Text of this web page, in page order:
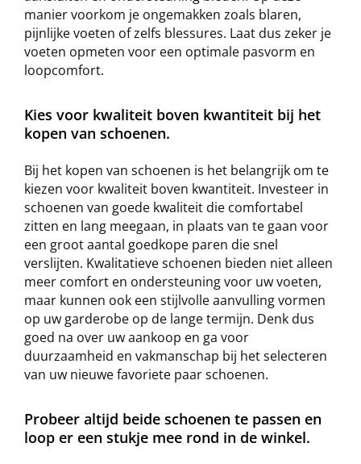
manier voorkom je ongemakken zoals blaren,
pijnlijke voeten of zelfs blessures. Laat dus zeker je
voeten opmeten voor een optimale pasvorm en
loopcomfort.
Kies voor kwaliteit boven kwantiteit bij het
kopen van schoenen.
Bij het kopen van schoenen is het belangrijk om te
kiezen voor kwaliteit boven kwantiteit. Investeer in
schoenen van goede kwaliteit die comfortabel
zitten en lang meegaan, in plaats van te gaan voor
een groot aantal goedkope paren die snel
verslijten. Kwalitatieve schoenen bieden niet alleen
meer comfort en ondersteuning voor uw voeten,
maar kunnen ook een stijlvolle aanvulling vormen
op uw garderobe op de lange termijn. Denk dus
goed na over uw aankoop en ga voor
duurzaamheid en vakmanschap bij het selecteren
van uw nieuwe favoriete paar schoenen.
Probeer altijd beide schoenen te passen en
loop er een stukje mee rond in de winkel.